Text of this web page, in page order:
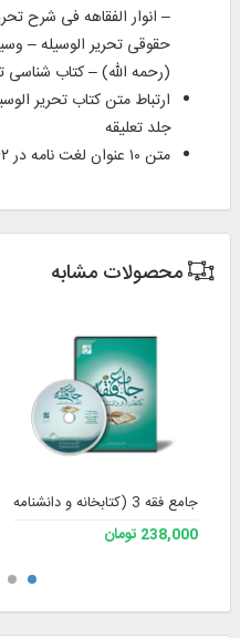
– انوار الفقاهه فی شرح
حقوقی تحریر الوسیله –
(رحمه الله) – کتاب‌ شناسی
جلد تعلیقه
متن ۱۰ عنوان لغت‌‌ نامه در ۶۲ جلد
محصولات مشابه
جامع فقه 3 (کتابخانه و دانشنامه تخصصی فقه)
238,000 تومان